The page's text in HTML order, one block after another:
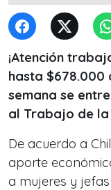
¡Atención
hasta $678.000
semana se
al Trabajo de la
De acuerdo a
aporte
a mujeres y